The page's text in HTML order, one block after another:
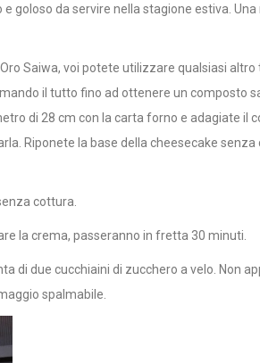
goloso da servire nella stagione estiva.
Saiwa, voi potete utilizzare qualsiasi altro
il tutto fino ad ottenere un composto
di 28 cm con la carta forno e adagiate il
Riponete la base della cheesecake
cottura.
la crema, passeranno in fretta 30 minuti.
di due cucchiaini di zucchero a velo. Non
spalmabile.